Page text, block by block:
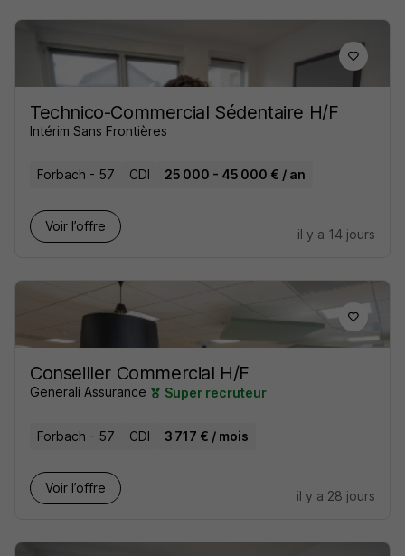
Technico-Commercial Sédentaire H/F
Intérim Sans Frontières
Forbach - 57 CDI 25 000 - 45 000 € / an
Voir l’offre
il y a 14 jours
Conseiller Commercial H/F
Generali Assurance Super recruteur
Forbach - 57 CDI 3 717 € / mois
Voir l’offre
il y a 28 jours